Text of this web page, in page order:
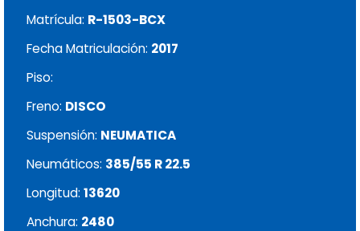
Matrícula: R-1503-BCX
Fecha Matriculación: 2017
Piso:
Freno: DISCO
Suspensión: NEUMATICA
Neumáticos: 385/55 R 22.5
Longitud: 13620
Anchura: 2480